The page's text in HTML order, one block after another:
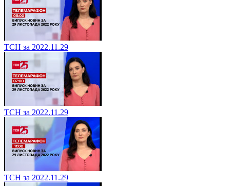
ТСН за 2022.11.29
ТСН за 2022.11.29
ТСН за 2022.11.29